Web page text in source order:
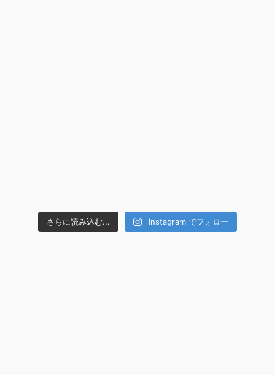
さらに読み込む... Instagram でフォロー